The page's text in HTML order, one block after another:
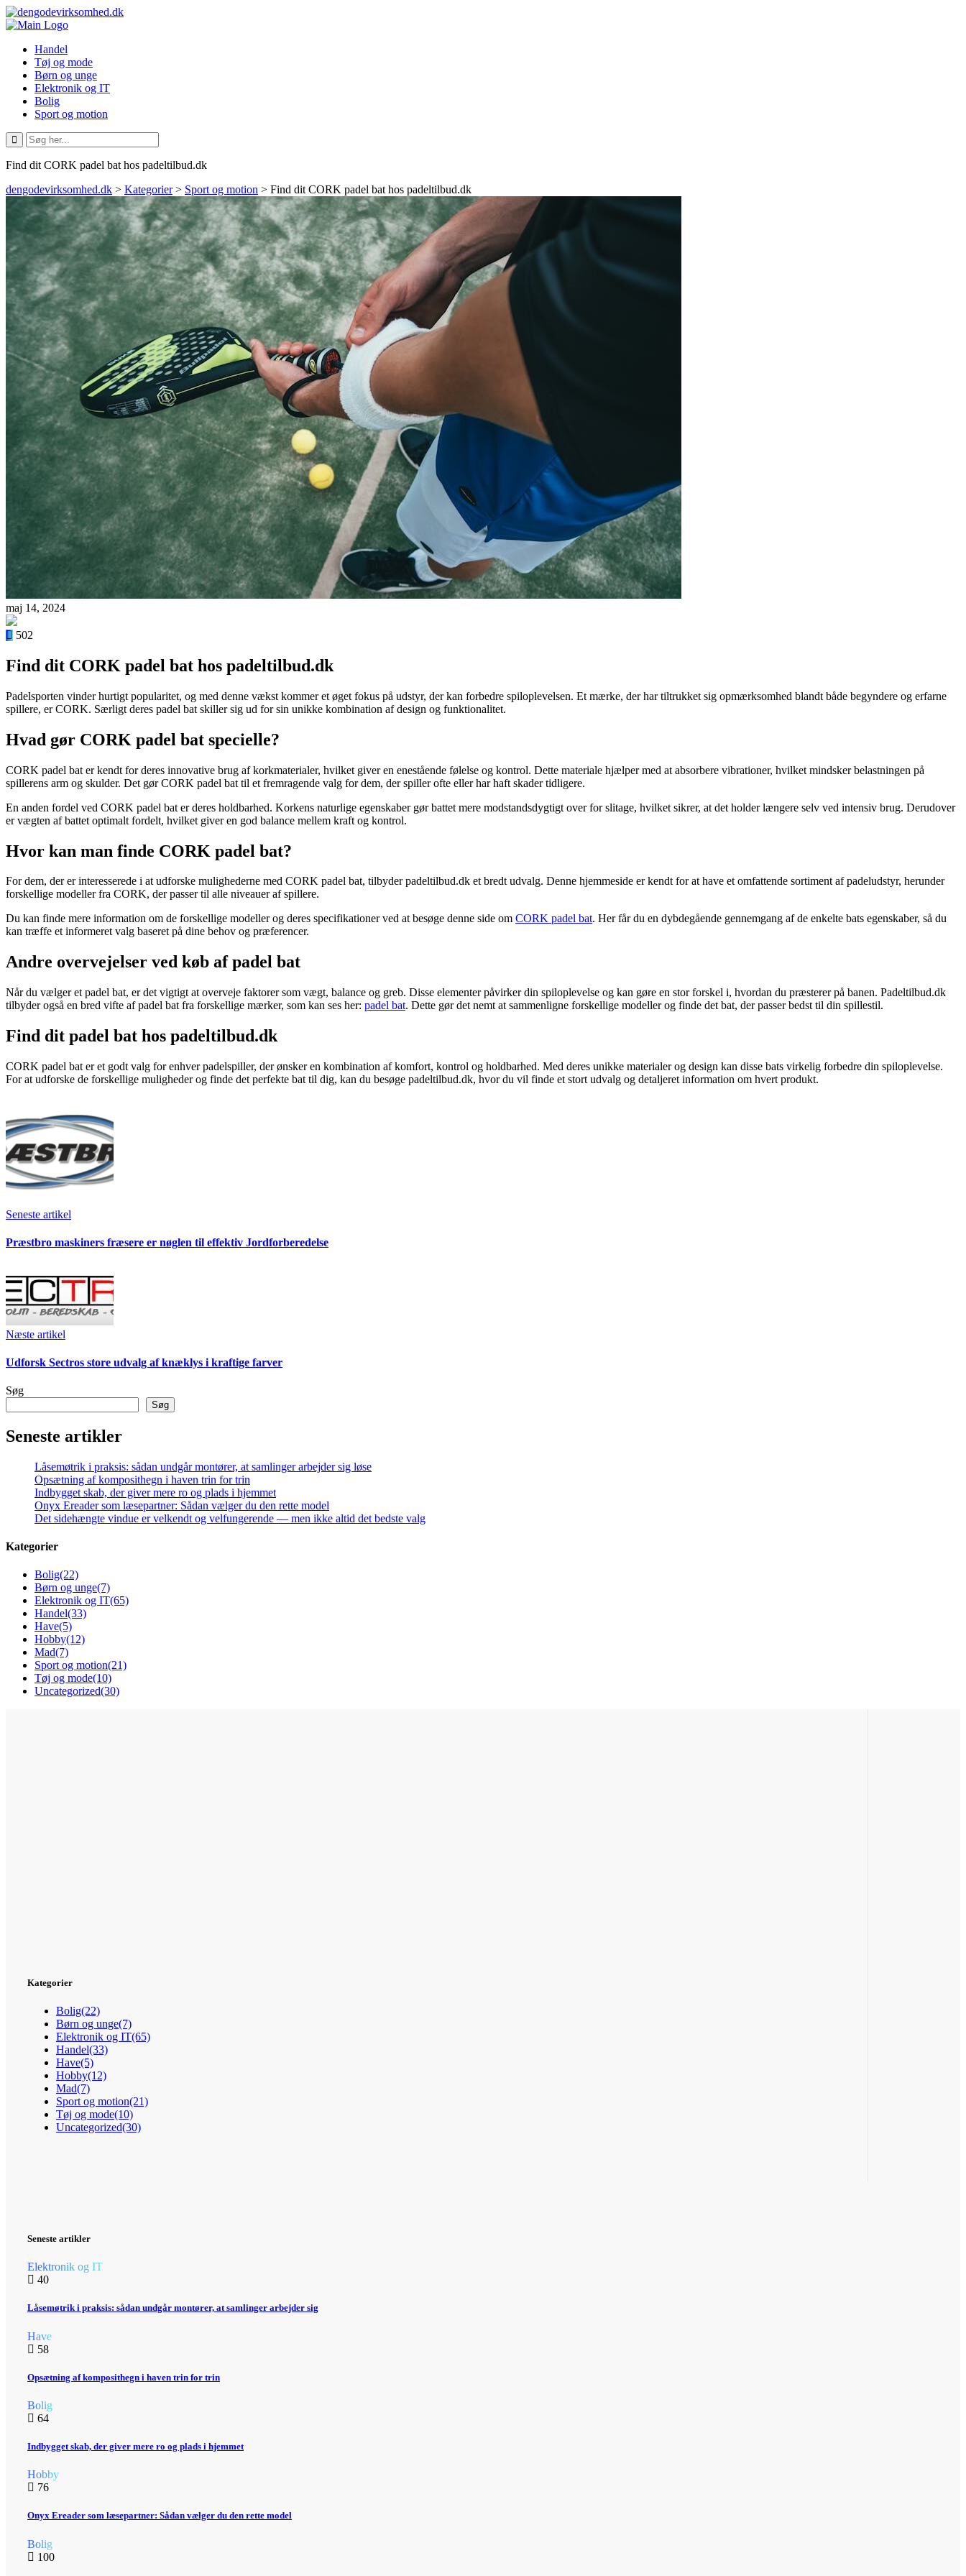
Handel
Tøj og mode
Børn og unge
Elektronik og IT
Bolig
Sport og motion
Find dit CORK padel bat hos padeltilbud.dk
dengodevirksomhed.dk > Kategorier> Sport og motion > Find dit CORK padel bat hos padeltilbud.dk
maj 14, 2024
502
Find dit CORK padel bat hos padeltilbud.dk
Padelsporten vinder hurtigt popularitet, og med denne vækst kommer et øget fokus på udstyr, der kan forbedre spiloplevelsen. Et mærke, der har tiltrukket sig opmærksomhed blandt både begyndere og erfarne
spillere, er CORK. Særligt deres padel bat skiller sig ud for sin unikke kombination af design og funktionalitet.
Hvad gør CORK padel bat specielle?
CORK padel bat er kendt for deres innovative brug af korkmaterialer, hvilket giver en enestående følelse og kontrol. Dette materiale hjælper med at absorbere vibrationer, hvilket mindsker belastningen på
spillerens arm og skulder. Det gør CORK padel bat til et fremragende valg for dem, der spiller ofte eller har haft skader tidligere.
En anden fordel ved CORK padel bat er deres holdbarhed. Korkens naturlige egenskaber gør battet mere modstandsdygtigt over for slitage, hvilket sikrer, at det holder længere selv ved intensiv brug. Derudover
er vægten af battet optimalt fordelt, hvilket giver en god balance mellem kraft og kontrol.
Hvor kan man finde CORK padel bat?
For dem, der er interesserede i at udforske mulighederne med CORK padel bat, tilbyder padeltilbud.dk et bredt udvalg. Denne hjemmeside er kendt for at have et omfattende sortiment af padeludstyr, herunder
forskellige modeller fra CORK, der passer til alle niveauer af spillere.
Du kan finde mere information om de forskellige modeller og deres specifikationer ved at besøge denne side om CORK padel bat. Her får du en dybdegående gennemgang af de enkelte bats egenskaber, så du
kan træffe et informeret valg baseret på dine behov og præferencer.
Andre overvejelser ved køb af padel bat
Når du vælger et padel bat, er det vigtigt at overveje faktorer som vægt, balance og greb. Disse elementer påvirker din spiloplevelse og kan gøre en stor forskel i, hvordan du præsterer på banen. Padeltilbud.dk
tilbyder også en bred vifte af padel bat fra forskellige mærker, som kan ses her: padel bat. Dette gør det nemt at sammenligne forskellige modeller og finde det bat, der passer bedst til din spillestil.
Find dit padel bat hos padeltilbud.dk
CORK padel bat er et godt valg for enhver padelspiller, der ønsker en kombination af komfort, kontrol og holdbarhed. Med deres unikke materialer og design kan disse bats virkelig forbedre din spiloplevelse.
For at udforske de forskellige muligheder og finde det perfekte bat til dig, kan du besøge padeltilbud.dk, hvor du vil finde et stort udvalg og detaljeret information om hvert produkt.
Seneste artikel
Præstbro maskiners fræsere er nøglen til effektiv Jordforberedelse
Næste artikel
Udforsk Sectros store udvalg af knæklys i kraftige farver
Søg
Søg
Seneste artikler
Låsemøtrik i praksis: sådan undgår montører, at samlinger arbejder sig løse
Opsætning af komposithegn i haven trin for trin
Indbygget skab, der giver mere ro og plads i hjemmet
Onyx Ereader som læsepartner: Sådan vælger du den rette model
Det sidehængte vindue er velkendt og velfungerende — men ikke altid det bedste valg
Kategorier
Bolig(22)
Børn og unge(7)
Elektronik og IT(65)
Handel(33)
Have(5)
Hobby(12)
Mad(7)
Sport og motion(21)
Tøj og mode(10)
Uncategorized(30)
Kategorier
Bolig(22)
Børn og unge(7)
Elektronik og IT(65)
Handel(33)
Have(5)
Hobby(12)
Mad(7)
Sport og motion(21)
Tøj og mode(10)
Uncategorized(30)
Seneste artikler
Elektronik og IT
40
Låsemøtrik i praksis: sådan undgår montører, at samlinger arbejder sig
Have
58
Opsætning af komposithegn i haven trin for trin
Bolig
64
Indbygget skab, der giver mere ro og plads i hjemmet
Hobby
76
Onyx Ereader som læsepartner: Sådan vælger du den rette model
Bolig
100